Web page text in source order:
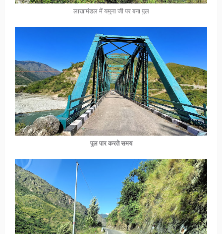
लाखामंडल में यमुना जी पर बना पुल
पुल पार करते समय